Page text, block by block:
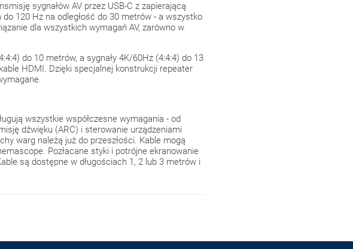
sygnałów AV przez USB-C z zapierającą
120 Hz na odległość do 30 metrów - a wszystko
dla wszystkich wymagań AV, zarówno w
do 10 metrów, a sygnały 4K/60Hz (4:4:4) do 13
HDMI. Dzięki specjalnej konstrukcji repeater
wszystkie współczesne wymagania - od
dźwięku (ARC) i sterowanie urządzeniami
warg należą już do przeszłości. Kable mogą
Pozłacane styki i potrójne ekranowanie
są dostępne w długościach 1, 2 lub 3 metrów i